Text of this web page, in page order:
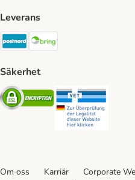
Leverans
Postnord Shipping Method
Säkerhet
Security
Om oss Karriär Corporate